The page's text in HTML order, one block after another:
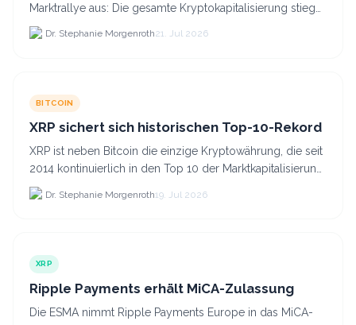
Marktrallye aus: Die gesamte Kryptokapitalisierung stieg
am 21.
Dr. Stephanie Morgenroth21. Jul 2026
BITCOIN
XRP sichert sich historischen Top-10-Rekord
XRP ist neben Bitcoin die einzige Kryptowährung, die seit
2014 kontinuierlich in den Top 10 der Marktkapitalisierung
verblieb.
Dr. Stephanie Morgenroth19. Jul 2026
XRP
Ripple Payments erhält MiCA-Zulassung
Die ESMA nimmt Ripple Payments Europe in das MiCA-